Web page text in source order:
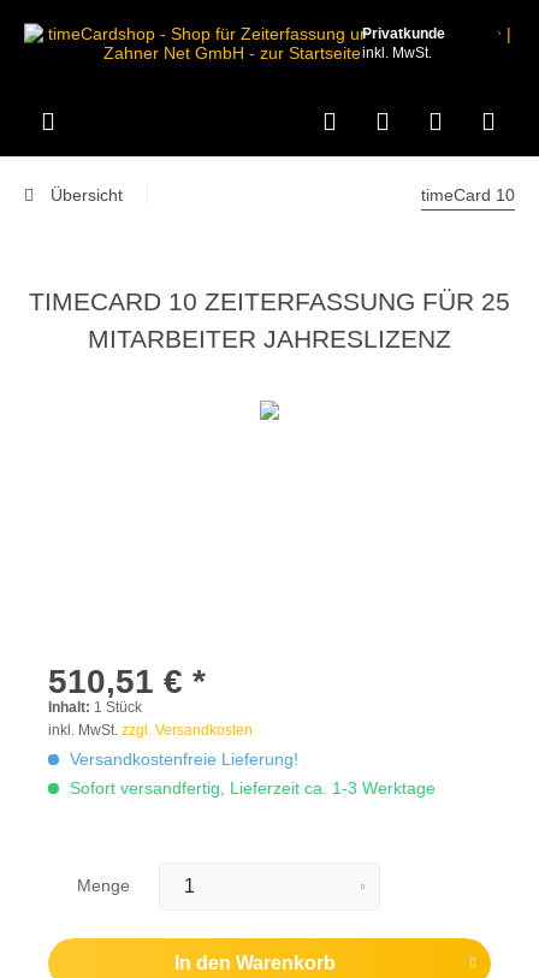
Privatkunde
inkl. MwSt.
Übersicht timeCard 10
TIMECARD 10 ZEITERFASSUNG FÜR 25
MITARBEITER JAHRESLIZENZ
510,51 € *
Inhalt: 1 Stück
inkl. MwSt. zzgl. Versandkosten
Versandkostenfreie Lieferung!
Sofort versandfertig, Lieferzeit ca. 1-3 Werktage
Menge
In den Warenkorb